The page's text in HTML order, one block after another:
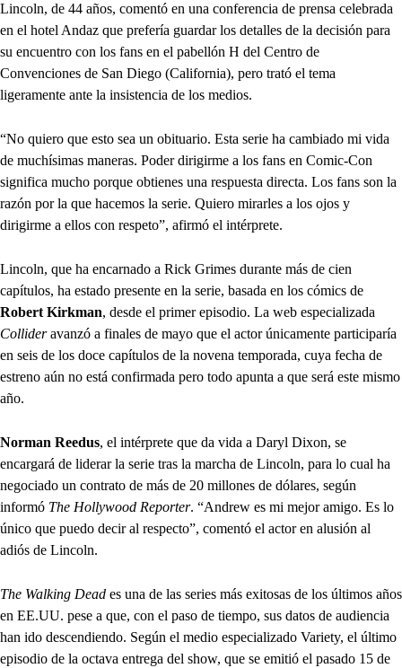
Lincoln, de 44 años, comentó en una conferencia de prensa celebrada
en el hotel Andaz que prefería guardar los detalles de la decisión para
su encuentro con los fans en el pabellón H del Centro de
Convenciones de San Diego (California), pero trató el tema
ligeramente ante la insistencia de los medios.
“No quiero que esto sea un obituario. Esta serie ha cambiado mi vida
de muchísimas maneras. Poder dirigirme a los fans en Comic-Con
significa mucho porque obtienes una respuesta directa. Los fans son la
razón por la que hacemos la serie. Quiero mirarles a los ojos y
dirigirme a ellos con respeto”, afirmó el intérprete.
Lincoln, que ha encarnado a Rick Grimes durante más de cien
capítulos, ha estado presente en la serie, basada en los cómics de
Robert Kirkman, desde el primer episodio. La web especializada
Collideravanzó a finales de mayo que el actor únicamente participaría
en seis de los doce capítulos de la novena temporada, cuya fecha de
estreno aún no está confirmada pero todo apunta a que será este mismo
año.
Norman Reedus, el intérprete que da vida a Daryl Dixon, se
encargará de liderar la serie tras la marcha de Lincoln, para lo cual ha
negociado un contrato de más de 20 millones de dólares, según
informó The Hollywood Reporter. “Andrew es mi mejor amigo. Es lo
único que puedo decir al respecto”, comentó el actor en alusión al
adiós de Lincoln.
The Walking Dead es una de las series más exitosas de los últimos años
en EE.UU. pese a que, con el paso de tiempo, sus datos de audiencia
han ido descendiendo. Según el medio especializado Variety, el último
episodio de la octava entrega del show, que se emitió el pasado 15 de